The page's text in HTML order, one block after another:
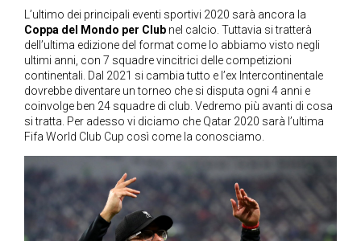
L’ultimo dei principali eventi sportivi 2020 sarà ancora la
Coppa del Mondo per Club nel calcio. Tuttavia si tratterà
dell’ultima edizione del format come lo abbiamo visto negli
ultimi anni, con 7 squadre vincitrici delle competizioni
continentali. Dal 2021 si cambia tutto e l’ex Intercontinentale
dovrebbe diventare un torneo che si disputa ogni 4 anni e
coinvolge ben 24 squadre di club. Vedremo più avanti di cosa
si tratta. Per adesso vi diciamo che Qatar 2020 sarà l’ultima
Fifa World Club Cup così come la conosciamo.